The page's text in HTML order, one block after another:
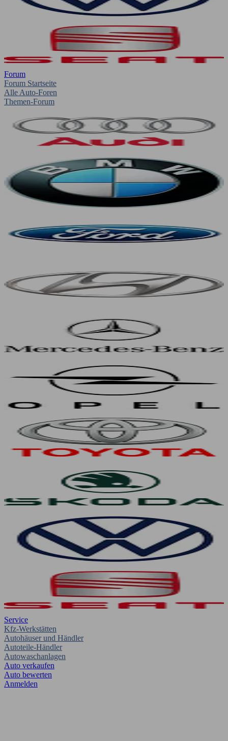
Forum
Forum Startseite
Alle Auto-Foren
Themen-Forum
Service
Kfz-Werkstätten
Autohäuser und Händler
Autoteile-Händler
Autowaschanlagen
Auto verkaufen
Auto bewerten
Anmelden